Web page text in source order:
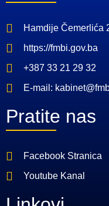
Hamdije Čemerlića
https://fmbi.gov.ba
+387 33 21 29 32
E-mail:
Pratite nas
Facebook Stranica
Youtube Kanal